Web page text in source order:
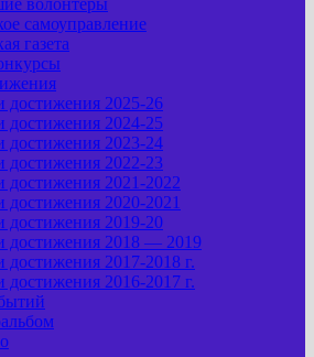
волонтеры
самоуправление
газета
достижения 2025-26
достижения 2024-25
достижения 2023-24
достижения 2022-23
достижения 2021-2022
2020-2021
достижения 2019-20
достижения 2018 — 2019
2017-2018 г.
2016-2017 г.